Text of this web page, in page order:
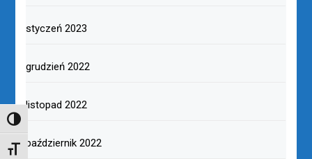
TOGGLE HIGH CONTRAST
TOGGLE FONT SIZE
styczeń 2023
grudzień 2022
listopad 2022
październik 2022